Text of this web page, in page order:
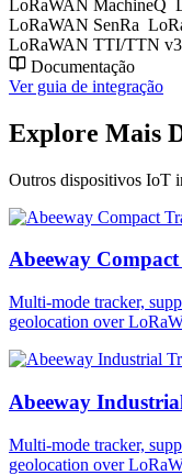
LoRaWAN MachineQ
LoRaWAN SenRa
LoRaWAN TTI/TTN v3
Documentação
Ver guia de integração
Explore Mais
Outros dispositivos IoT
Abeeway
Multi-mode tracker,
geolocation over
Abeeway
Multi-mode tracker,
geolocation over